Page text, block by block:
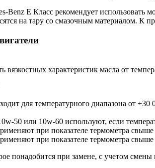
Benz E Класс рекомендует
на тару со смазочным материалом. К
вязкостных характеристик масла от
для температурного диапазона от
50 или 10w-60 используют, если
при показателе термометра
при показателе термометра
понадобится при замене, с учетом смены